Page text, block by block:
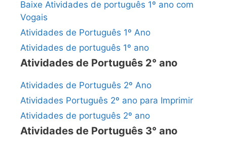
Baixe Atividades de português 1º ano com
Vogais
Atividades de Português 1º Ano
Atividades de português 1º ano
Atividades de Português 2° ano
Atividades de Português 2º Ano
Atividades Português 2º ano para Imprimir
Atividades de português 2º ano
Atividades de Português 3° ano